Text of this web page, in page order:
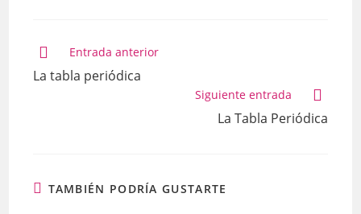
Entrada anterior
La tabla periódica
Siguiente entrada
La Tabla Periódica
TAMBIÉN PODRÍA GUSTARTE